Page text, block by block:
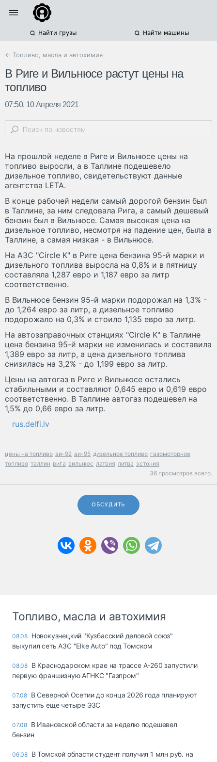
Найти грузы Найти машины
← Топливо, масла и автохимия
В Риге и Вильнюсе растут цены на
топливо
07:50, 10 Апреля 2021
На прошлой неделе в Риге и Вильнюсе цены на
топливо выросли, а в Таллине подешевело
дизельное топливо, свидетельствуют данные
агентства LЕТА.
В конце рабочей недели самый дорогой бензин был
в Таллине, за ним следовала Рига, а самый дешевый
бензин был в Вильнюсе. Самая высокая цена на
дизельное топливо, несмотря на падение цен, была в
Таллине, а самая низкая - в Вильнюсе.
На АЗС "Circle K" в Риге цена бензина 95-й марки и
дизельного топлива выросла на 0,8% и в пятницу
составляла 1,287 евро и 1,187 евро за литр
соответственно.
В Вильнюсе бензин 95-й марки подорожал на 1,3% -
до 1,264 евро за литр, а дизельное топливо
подорожало на 0,3% и стоило 1,135 евро за литр.
На автозаправочных станциях "Circle K" в Таллине
цена бензина 95-й марки не изменилась и составила
1,389 евро за литр, а цена дизельного топлива
снизилась на 3,2% - до 1,199 евро за литр.
Цены на автогаз в Риге и Вильнюсе остались
стабильными и составляют 0,645 евро и 0,619 евро
соответственно. В Таллине автогаз подешевел на
1,5% до 0,66 евро за литр.
rus.delfi.lv
цены на топливо аи-92 аи-95 дизельное топливо газомоторное
топливо таллин рига вильнюс латвия литва эстония
36 просмотров всего.
ОБСУДИТЬ
Топливо, масла и автохимия
08.08 Новокузнецкий "Кузбасский деловой союз"
выкупил сеть АЗС "Elke Auto" под Томском
08.08 В Краснодарском крае на трассе А-260 запустили
первую франшизную АГНКС "Газпром"
07.08 В Северной Осетии до конца 2026 года планируют
запустить еще четыре ЭЗС
07.08 В Ивановской области за неделю подешевел
бензин
06.08 В Томской области студент получил 1 млн руб. на